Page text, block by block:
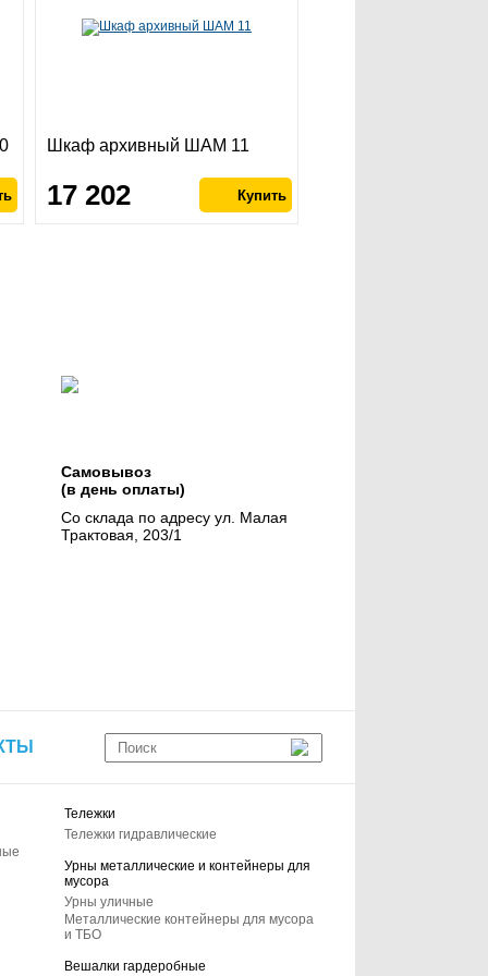
Шкаф архивный ШАМ 11
17 202
Самовывоз
(в день оплаты)
Со склада по адресу ул. Малая
Трактовая, 203/1
Тележки
Тележки гидравлические
Урны металлические и контейнеры для
мусора
Урны уличные
Металлические контейнеры для мусора
и ТБО
Вешалки гардеробные